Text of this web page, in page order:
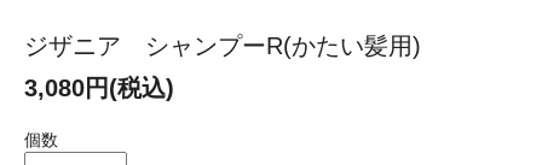
ジザニア シャンプーR(かたい髪用)
3,080円(税込)
個数